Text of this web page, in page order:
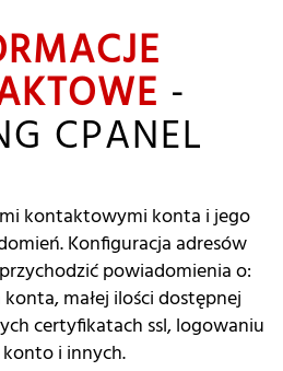
-
CPANEL
kontaktowymi konta i jego
Konfiguracja adresów
powiadomienia o:
małej ilości dostępnej
certyfikatach ssl, logowaniu
konto i innych.